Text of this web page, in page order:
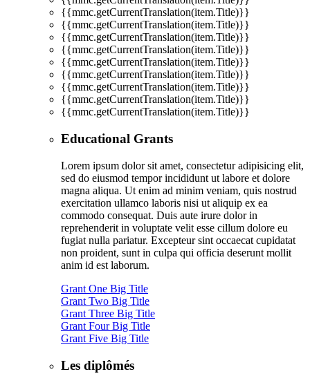
{{mmc.getCurrentTranslation(item.Title)}}
{{mmc.getCurrentTranslation(item.Title)}}
{{mmc.getCurrentTranslation(item.Title)}}
{{mmc.getCurrentTranslation(item.Title)}}
{{mmc.getCurrentTranslation(item.Title)}}
{{mmc.getCurrentTranslation(item.Title)}}
{{mmc.getCurrentTranslation(item.Title)}}
{{mmc.getCurrentTranslation(item.Title)}}
{{mmc.getCurrentTranslation(item.Title)}}
Educational Grants
Lorem ipsum dolor sit amet, consectetur adipisicing elit,
sed do eiusmod tempor incididunt ut labore et dolore
magna aliqua. Ut enim ad minim veniam, quis nostrud
exercitation ullamco laboris nisi ut aliquip ex ea
commodo consequat. Duis aute irure dolor in
reprehenderit in voluptate velit esse cillum dolore eu
fugiat nulla pariatur. Excepteur sint occaecat cupidatat
non proident, sunt in culpa qui officia deserunt mollit
anim id est laborum.
Grant One Big Title
Grant Two Big Title
Grant Three Big Title
Grant Four Big Title
Grant Five Big Title
Les diplômés